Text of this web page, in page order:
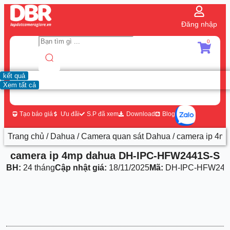
Đăng nhập
kết quả
Xem tất cả
0
Tạo báo giá Ưu đãi S.P đã xem Download Blog
Trang chủ / Dahua /Camera quan sát Dahua / camera ip
camera ip 4mp dahua DH-IPC-HFW2441S-S
BH: 24 thángCập nhật giá: 18/11/2025Mã: DH-IPC-